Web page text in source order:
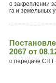
о закреплении
га и земельных
2067 от
о передаче СНТ